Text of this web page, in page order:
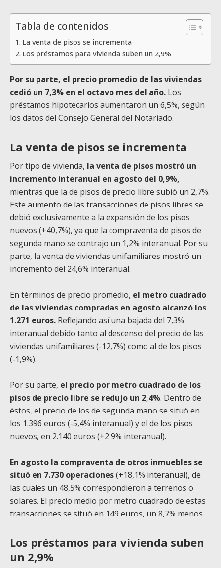
Tabla de contenidos
La venta de pisos se incrementa
Los préstamos para vivienda suben un 2,9%
Por su parte, el precio promedio de las viviendas
cedió un 7,3% en el octavo mes del año. Los
préstamos hipotecarios aumentaron un 6,5%, según
los datos del Consejo General del Notariado.
La venta de pisos se incrementa
Por tipo de vivienda, la venta de pisos mostró un
incremento interanual en agosto del 0,9%,
mientras que la de pisos de precio libre subió un 2,7%.
Este aumento de las transacciones de pisos libres se
debió exclusivamente a la expansión de los pisos
nuevos (+40,7%), ya que la compraventa de pisos de
segunda mano se contrajo un 1,2% interanual. Por su
parte, la venta de viviendas unifamiliares mostró un
incremento del 24,6% interanual.
En términos de precio promedio, el metro cuadrado
de las viviendas compradas en agosto alcanzó los
1.271 euros. Reflejando así una bajada del 7,3%
interanual debido tanto al descenso del precio de las
viviendas unifamiliares (-12,7%) como al de los pisos
(-1,9%).
Por su parte, el precio por metro cuadrado de los
pisos de precio libre se redujo un 2,4%. Dentro de
éstos, el precio de los de segunda mano se situó en
los 1.396 euros (-5,4% interanual) y el de los pisos
nuevos, en 2.140 euros (+2,9% interanual).
En agosto la compraventa de otros inmuebles se
situó en 7.730 operaciones(+18,1% interanual), de
las cuales un 48,5% correspondieron a terrenos o
solares. El precio medio por metro cuadrado de estas
transacciones se situó en 149 euros, un 8,7% menos.
Los préstamos para vivienda suben
un 2,9%